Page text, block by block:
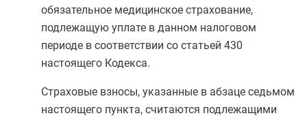
обязательное медицинское страхование,
подлежащую уплате в данном налоговом
периоде в соответствии со статьей 430
настоящего Кодекса.
Страховые взносы, указанные в абзаце седьмом
настоящего пункта, считаются подлежащими